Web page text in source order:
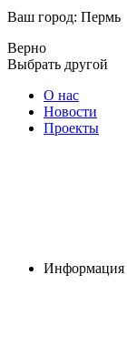
Ваш город: Пермь
Верно
Выбрать другой
О нас
Новости
Проекты
Информация